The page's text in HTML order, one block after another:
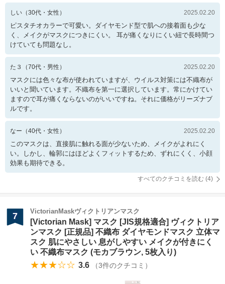
しい （30代・ 女性 ） 2025.02.20
ピスタチオカラーで可愛い。ダイヤモンド型で肌への接着面も少な
く、メイクがマスクにつきにくい。 耳が痛くなりにくい紐で長時間つ
けていても問題なし。
た３ （70代・ 男性 ） 2025.02.20
マスクには色々な布が使われていますが、ウイルス対策には不織布が
いいと聞いています。不織布を第一に選択しています。常にかけてい
ますので耳が痛くならないのがいいですね。それに価格がリーズナブ
ルです。
なー （40代・ 女性 ） 2025.02.20
このマスクは、直接肌に触れる面が少ないため、メイクがよれにく
い。しかし、輪郭にはほどよくフィットするため、ずれにくく、小顔
効果も期待できる。
すべてのクチコミを読む (4)
7 VictorianMaskヴィクトリアンマスク
[Victorian Mask] マスク [JIS規格適合] ヴィクトリア
ンマスク [正規品] 不織布 ダイヤモンドマスク 立体マ
スク 肌にやさしい 息がしやすい メイクが付きにく
い 不織布マスク (モカブラウン, 5枚入り)
★★★☆☆ 3.6 （3件のクチコミ）